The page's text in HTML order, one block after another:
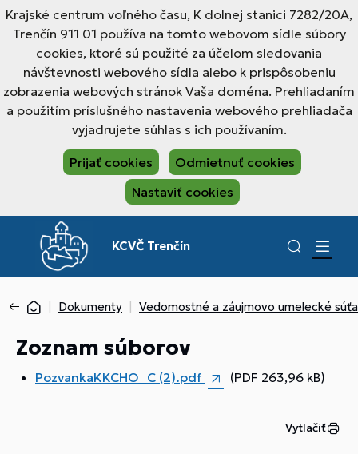
Krajské centrum voľného času, K dolnej stanici 7282/20A,
Trenčín 911 01 používa na tomto webovom sídle súbory
cookies, ktoré sú použité za účelom sledovania
návštevnosti webového sídla alebo k prispôsobeniu
zobrazenia webových stránok Vaša doména. Prehliadaním
a použitím príslušného nastavenia webového prehliadača
vyjadrujete súhlas s ich používaním.
Prijať cookies
Odmietnuť cookies
Nastaviť cookies
KCVČ Trenčín
Dokumenty Vedomostné a záujmovo umelecké
Zoznam súborov
PozvankaKKCHO_C (2).pdf (PDF 263,96 kB)
Vytlačiť